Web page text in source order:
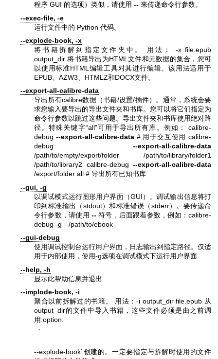
程序 GUI 的选项）类似，请使用 -- 来传递命令行参数。
--exec-file, -e
运行文件中的 Python 代码。
--explode-book, -x
将书籍拆解到指定文件夹中。 用法： -x file.epub
output_dir 将书籍导出为HTML文件和元数据的集合，您可
以使用标准HTML编辑工具对其进行编辑。该用法适用于
EPUB、AZW3、HTMLZ和DOCX文件。
--export-all-calibre-data
导出所有calibre数据（书籍/设置/插件）。通常，系统会要
求您输入要导出的导出文件夹和书库。您可以将它们指定为
命令行参数以跳过这些问题。导出文件夹和书库使用绝对路
径。特殊关键字“all”可用于导出所有库。例如： calibre-
debug --export-all-calibre-data# 用于交互使用 calibre-
debug --export-all-calibre-data
/path/to/empty/export/folder /path/to/library/folder1
/path/to/library2 calibre-debug --export-all-calibre-data
/export/folder all # 导出所有已知书库
--gui, -g
以调试模式运行图形用户界面（GUI）。调试输出信息将打
印到标准输出（stdout）和标准错误（stderr）。要传递命
令行参数，请使用 --符号，后面跟着参数，例如：calibre-
debug -g --/path/to/ebook
--gui-debug
使用调试控制台运行用户界面，日志输出到指定路径。仅适
用于内部使用，使用-g选项在调试模式下运行用户界面
--help, -h
显示此帮助信息并退出
--implode-book, -i
聚合以前拆解过的书籍。 用法：-i output_dir file.epub 从
output_dir的文件中导入书籍，这些文件必须是由之前调
用:option:
`
--explode-book`创建的。一定要指定与拆解时使用的文件